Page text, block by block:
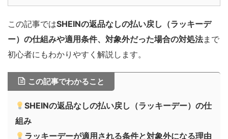
この記事ではSHEINの返品なしの払い戻し（ラッキーデ
ー）の仕組みや適用条件、対象外だった場合の対処法まで
初心者にもわかりやすく解説します。
この記事でわかること
SHEINの返品なしの払い戻し（ラッキーデー）の仕
組み
ラッキーデーが適用される条件と対象外になる理由